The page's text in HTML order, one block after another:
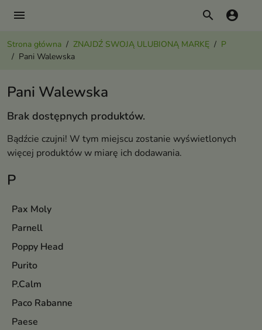
menu search account_circle
Strona główna ZNAJDŹ SWOJĄ ULUBIONĄ MARKĘ
P
Pani Walewska
P
Pax Moly
Parnell
Poppy Head
Purito
P.Calm
Paco Rabanne
Paese
Pani Walewska
Brak dostępnych produktów.
Bądźcie czujni! W tym miejscu zostanie wyświetlonych
więcej produktów w miarę ich dodawania.